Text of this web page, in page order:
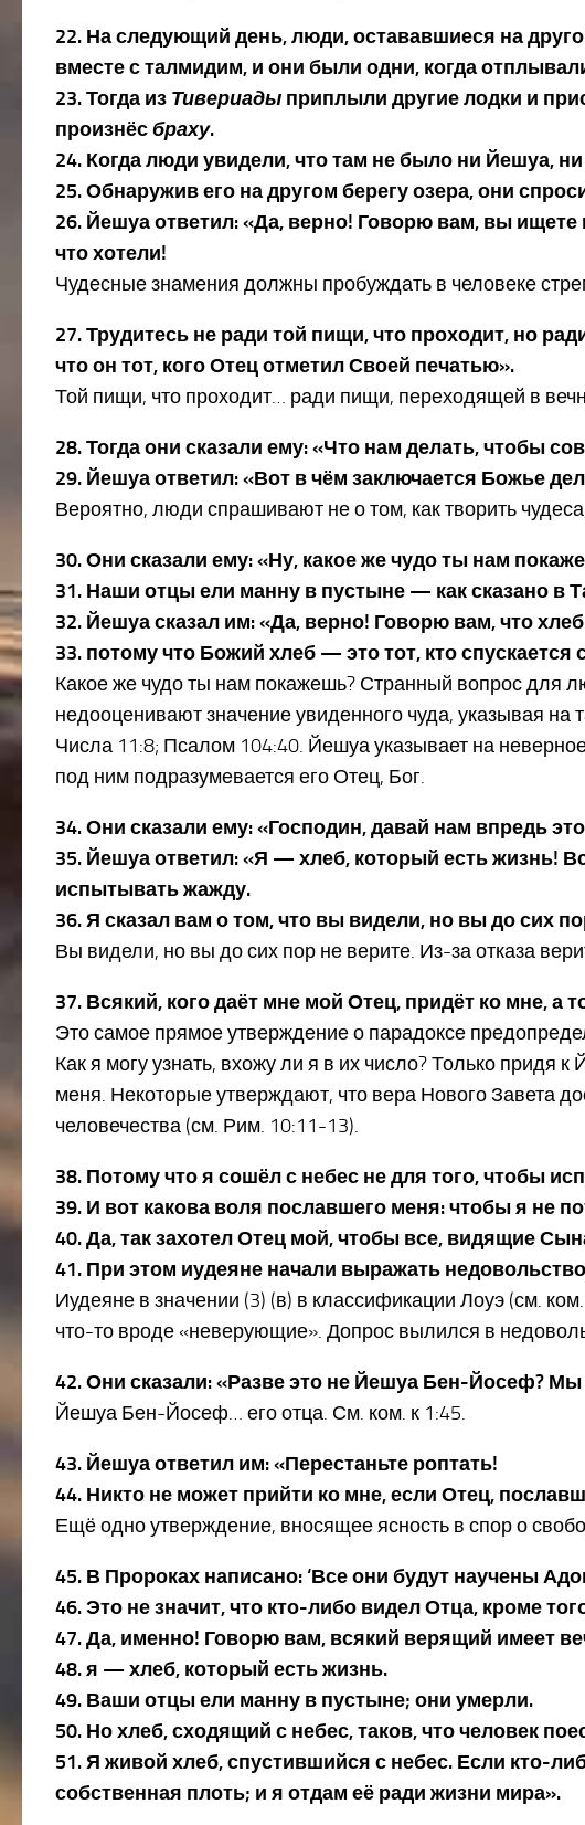
22. На следующий день, люди, остававшиеся на
вместе с талмидим, и они были одни, когда
23. Тогда из Тивериады приплыли другие лодки и
произнёсбраху.
24. Когда люди увидели, что там не было ни Йешуа,
25. Обнаружив его на другом берегу озера, они
26. Йешуа ответил: «Да, верно! Говорю вам, вы
что хотели!
Чудесные знамения должны пробуждать в человеке
27. Трудитесь не ради той пищи, что проходит, но
что он тот, кого Отец отметил Своей печатью».
Той пищи, что проходит… ради пищи, переходящей в
28. Тогда они сказали ему: «Что нам делать, чтобы
29. Йешуа ответил: «Вот в чём заключается Божье
Вероятно, люди спрашивают не о том, как творить
30. Они сказали ему: «Ну, какое же чудо ты нам
31. Наши отцы ели манну в пустыне — как сказано в
32. Йешуа сказал им: «Да, верно! Говорю вам, что
33. потому что Божий хлеб — это тот, кто спускается
Какое же чудо ты нам покажешь? Странный вопрос для
недооценивают значение увиденного чуда, указывая
Числа 11:8; Псалом 104:40. Йешуа указывает на
под ним подразумевается его Отец, Бог.
34. Они сказали ему: «Господин, давай нам впредь
35. Йешуа ответил: «Я — хлеб, который есть жизнь!
испытывать жажду.
36. Я сказал вам о том, что вы видели, но вы до сих
Вы видели, но вы до сих пор не верите. Из-за отказа
37. Всякий, кого даёт мне мой Отец, придёт ко мне, а
Это самое прямое утверждение о парадоксе
Как я могу узнать, вхожу ли я в их число? Только придя
меня. Некоторые утверждают, что вера Нового Завета
человечества (см. Рим. 10:11-13).
38. Потому что я сошёл с небес не для того, чтобы
39. И вот какова воля пославшего меня: чтобы я не
40. Да, так захотел Отец мой, чтобы все, видящие
41. При этом иудеяне начали выражать
Иудеяне в значении (3) (в) в классификации Лоуэ (см.
что-то вроде «неверующие». Допрос вылился в
42. Они сказали: «Разве это не Йешуа Бен-Йосеф? Мы
Йешуа Бен-Йосеф… его отца. См. ком. к 1:45.
43. Йешуа ответил им: «Перестаньте роптать!
44. Никто не может прийти ко мне, если Отец,
Ещё одно утверждение, вносящее ясность в спор о
45. В Пророках написано: ‘Все они будут научены
46. Это не значит, что кто-либо видел Отца, кроме
47. Да, именно! Говорю вам, всякий верящий имеет
48. я — хлеб, который есть жизнь.
49. Ваши отцы ели манну в пустыне; они умерли.
50. Но хлеб, сходящий с небес, таков, что человек
51. Я живой хлеб, спустившийся с небес. Если кто-
собственная плоть; и я отдам её ради жизни мира».